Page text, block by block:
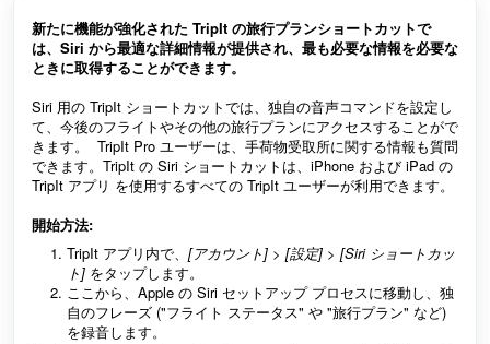
新たに機能が強化された TripIt の旅行プランショートカットで
は、Siri から最適な詳細情報が提供され、最も必要な情報を必要な
ときに取得することができます。
Siri 用の TripIt ショートカットでは、独自の音声コマンドを設定し
て、今後のフライトやその他の旅行プランにアクセスすることがで
きます。 TripIt Pro ユーザーは、手荷物受取所に関する情報も質問
できます。TripIt の Siri ショートカットは、iPhone および iPad の
TripIt アプリ を使用するすべての TripIt ユーザーが利用できます。
開始方法:
TripIt アプリ内で、 [アカウント] > [設定] > [Siri ショートカッ
ト] をタップします。
ここから、Apple の Siri セットアップ プロセスに移動し、独
自のフレーズ ("フライト ステータス" や "旅行プラン" など)
を録音します。